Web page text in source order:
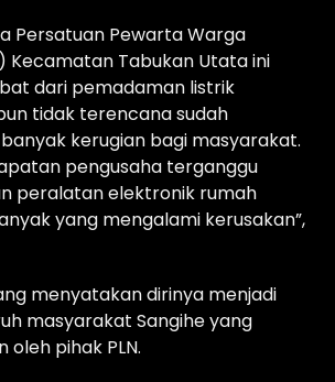
Persatuan Pewarta Warga
Kecamatan Tabukan Utata ini
dari pemadaman listrik
tidak terencana sudah
kerugian bagi masyarakat.
pengusaha terganggu
peralatan elektronik rumah
yang mengalami kerusakan”,
menyatakan dirinya menjadi
masyarakat Sangihe yang
oleh pihak PLN.